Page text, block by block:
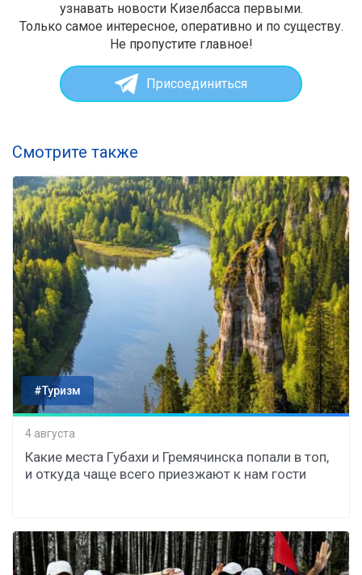
узнавать новости Кизелбасса первыми.
Только самое интересное, оперативно и по существу.
Не пропустите главное!
Присоединиться
Смотрите также
#Туризм
4 августа
Какие места Губахи и Гремячинска попали в топ,
и откуда чаще всего приезжают к нам гости